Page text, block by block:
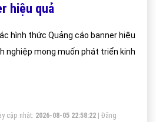
hiệu quả
hình thức Quảng cáo banner hiệu
nghiệp mong muốn phát triển kinh
cập nhật: 2026-08-05 22:58:22
Đăng